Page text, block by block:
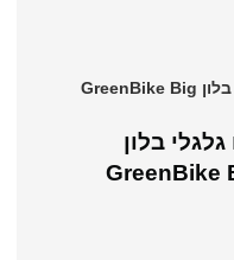
בלון
GreenBike